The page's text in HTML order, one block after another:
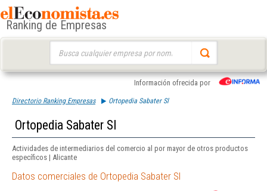
Ranking de Empresas
Información ofrecida por
Directorio Ranking Empresas Ortopedia Sabater Sl
Ortopedia Sabater Sl
Actividades de intermediarios del comercio al por mayor de otros productos
específicos | Alicante
Datos comerciales de Ortopedia Sabater Sl